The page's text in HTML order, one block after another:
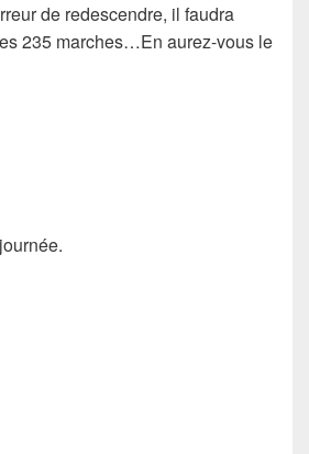
de redescendre, il faudra
235 marches…En aurez-vous le